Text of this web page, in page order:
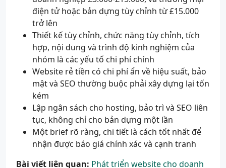
điện tử hoặc bản dựng tùy chỉnh từ £15.000
trở lên
Thiết kế tùy chỉnh, chức năng tùy chỉnh, tích
hợp, nội dung và trình độ kinh nghiệm của
nhóm là các yếu tố chi phí chính
Website rẻ tiền có chi phí ẩn về hiệu suất, bảo
mật và SEO thường buộc phải xây dựng lại tốn
kém
Lập ngân sách cho hosting, bảo trì và SEO liên
tục, không chỉ cho bản dựng một lần
Một brief rõ ràng, chi tiết là cách tốt nhất để
nhận được báo giá chính xác và cạnh tranh
Bài viết liên quan: Phát triển website cho doanh